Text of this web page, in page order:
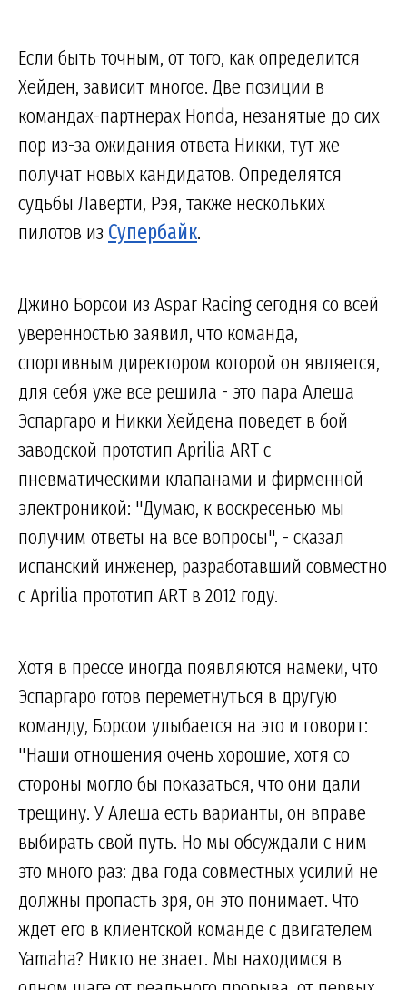
Если быть точным, от того, как определится
Хейден, зависит многое. Две позиции в
командах-партнерах Honda, незанятые до сих
пор из-за ожидания ответа Никки, тут же
получат новых кандидатов. Определятся
судьбы Лаверти, Рэя, также нескольких
пилотов из Супербайк.
Джино Борсои из Aspar Racing сегодня со всей
уверенностью заявил, что команда,
спортивным директором которой он является,
для себя уже все решила - это пара Алеша
Эспаргаро и Никки Хейдена поведет в бой
заводской прототип Aprilia ART с
пневматическими клапанами и фирменной
электроникой: "Думаю, к воскресенью мы
получим ответы на все вопросы", - сказал
испанский инженер, разработавший совместно
с Aprilia прототип ART в 2012 году.
Хотя в прессе иногда появляются намеки, что
Эспаргаро готов переметнуться в другую
команду, Борсои улыбается на это и говорит:
"Наши отношения очень хорошие, хотя со
стороны могло бы показаться, что они дали
трещину. У Алеша есть варианты, он вправе
выбирать свой путь. Но мы обсуждали с ним
это много раз: два года совместных усилий не
должны пропасть зря, он это понимает. Что
ждет его в клиентской команде с двигателем
Yamaha? Никто не знает. Мы находимся в